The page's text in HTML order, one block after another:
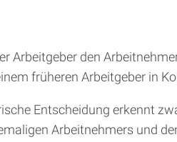
Arbeitgeber den
früheren Arbeitgeber in
Entscheidung erkennt
Arbeitnehmers und